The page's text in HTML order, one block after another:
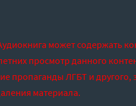
может содержать
просмотр данного
пропаганды ЛГБТ и другого,
материала.